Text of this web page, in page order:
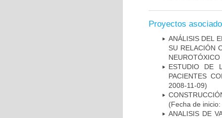
Proyectos
ANÁLISIS DEL
SU RELACIÓN
NEUROTÓXICO
ESTUDIO DE
PACIENTES
2008-11-09)
(Fecha de
ANALISIS DE